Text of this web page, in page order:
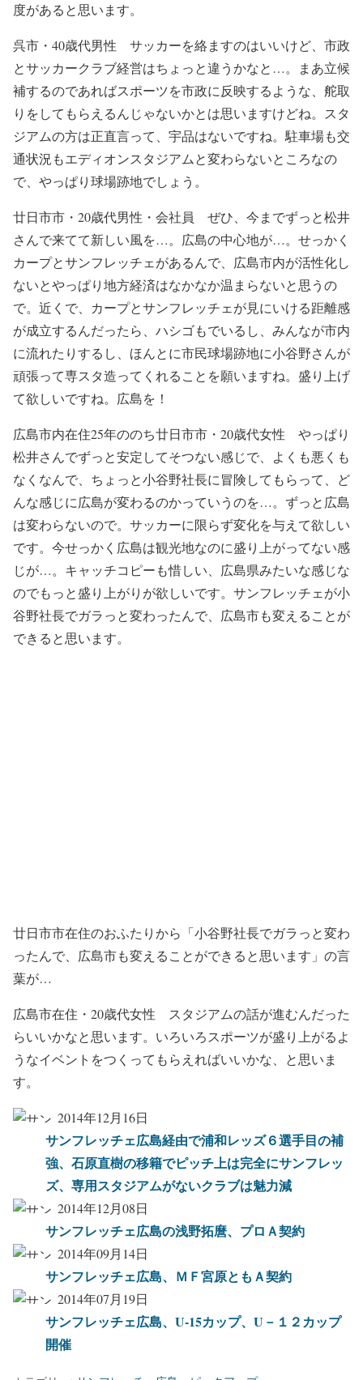
度があると思います。
呉市・40歳代男性 サッカーを絡ますのはいいけど、市政
とサッカークラブ経営はちょっと違うかなと…。まあ立候
補するのであればスポーツを市政に反映するような、舵取
りをしてもらえるんじゃないかとは思いますけどね。スタ
ジアムの方は正直言って、宇品はないですね。駐車場も交
通状況もエディオンスタジアムと変わらないところなの
で、やっぱり球場跡地でしょう。
廿日市市・20歳代男性・会社員 ぜひ、今までずっと松井
さんで来てて新しい風を…。広島の中心地が…。せっかく
カープとサンフレッチェがあるんで、広島市内が活性化し
ないとやっぱり地方経済はなかなか温まらないと思うの
で。近くで、カープとサンフレッチェが見にいける距離感
が成立するんだったら、ハシゴもでいるし、みんなが市内
に流れたりするし、ほんとに市民球場跡地に小谷野さんが
頑張って専スタ造ってくれることを願いますね。盛り上げ
て欲しいですね。広島を！
広島市内在住25年ののち廿日市市・20歳代女性 やっぱり
松井さんでずっと安定してそつない感じで、よくも悪くも
なくなんで、ちょっと小谷野社長に冒険してもらって、ど
んな感じに広島が変わるのかっていうのを…。ずっと広島
は変わらないので。サッカーに限らず変化を与えて欲しい
です。今せっかく広島は観光地なのに盛り上がってない感
じが…。キャッチコピーも惜しい、広島県みたいな感じな
のでもっと盛り上がりが欲しいです。サンフレッチェが小
谷野社長でガラっと変わったんで、広島市も変えることが
できると思います。
廿日市市在住のおふたりから「小谷野社長でガラっと変わ
ったんで、広島市も変えることができると思います」の言
葉が…
広島市在住・20歳代女性 スタジアムの話が進むんだった
らいいかなと思います。いろいろスポーツが盛り上がるよ
うなイベントをつくってもらえればいいかな、と思いま
す。
2014年12月16日
サンフレッチェ広島経由で浦和レッズ６選手目の補
強、石原直樹の移籍でピッチ上は完全にサンフレッ
ズ、専用スタジアムがないクラブは魅力減
2014年12月08日
サンフレッチェ広島の浅野拓麿、プロＡ契約
2014年09月14日
サンフレッチェ広島、ＭＦ宮原ともＡ契約
2014年07月19日
サンフレッチェ広島、U-15カップ、U－１２カップ
開催